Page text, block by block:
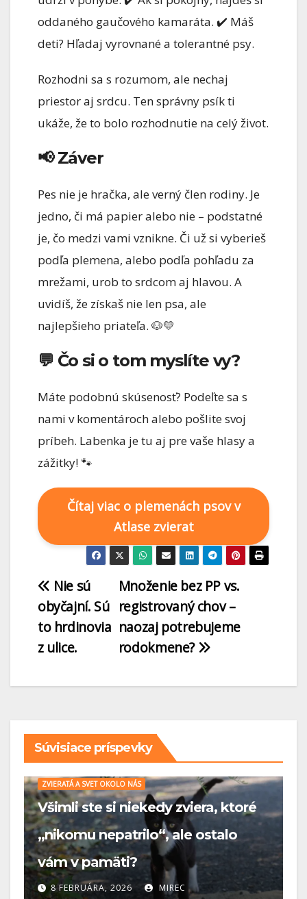
oddaného gaučového kamaráta. ✔️ Máš
deti? Hľadaj vyrovnané a tolerantné psy.
Rozhodni sa s rozumom, ale nechaj
priestor aj srdcu. Ten správny psík ti
ukáže, že to bolo rozhodnutie na celý život.
📢 Záver
Pes nie je hračka, ale verný člen rodiny. Je
jedno, či má papier alebo nie – podstatné
je, čo medzi vami vznikne. Či už si vyberieš
podľa plemena, alebo podľa pohľadu za
mrežami, urob to srdcom aj hlavou. A
uvidíš, že získaš nie len psa, ale
najlepšieho priateľa. 🐶💛
💬 Čo si o tom myslíte vy?
Máte podobnú skúsenosť? Podeľte sa s
nami v komentároch alebo pošlite svoj
príbeh. Labenka je tu aj pre vaše hlasy a
zážitky! 🐾
Čítaj viac o plemenách psov v
Atlase zvierat
Množenie bez PP vs.
registrovaný chov –
naozaj potrebujeme
rodokmene?
Nie sú
obyčajní. Sú
to hrdinovia
z ulice.
Súvisiace príspevky
ktoré
ZVIERATÁ A SVET OKOLO NÁS
🐾 Mačka ako zabijak: Ničia
domáce mačky prírodu?
14 JÚLA, 2025 MIREC